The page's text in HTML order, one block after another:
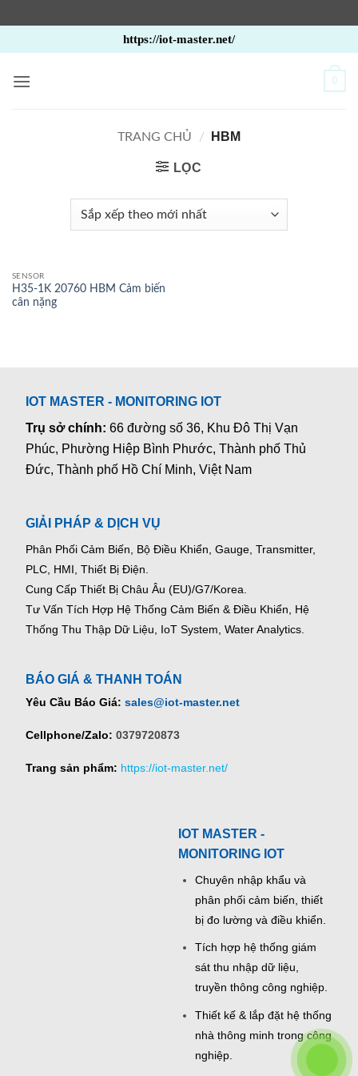
qua
nội
https://iot-master.net/
0
TRANG CHỦ / HBM
LỌC
SENSOR
H35-1K 20760 HBM Cảm biến
cân nặng
IOT MASTER - MONITORING IOT
Trụ sở chính:66 đường số 36, Khu Đô Thị Vạn
Phúc, Phường Hiệp Bình Phước, Thành phố Thủ
Đức, Thành phố Hồ Chí Minh, Việt Nam
GIẢI PHÁP & DỊCH VỤ
Phân Phối Cảm Biến, Bộ Điều Khiển, Gauge, Transmitter,
PLC, HMI, Thiết Bị Điện.
Cung Cấp Thiết Bị Châu Âu (EU)/G7/Korea.
Tư Vấn Tích Hợp Hệ Thống Cảm Biến & Điều Khiển, Hệ
Thống Thu Thập Dữ Liệu, IoT System, Water Analytics.
BÁO GIÁ & THANH TOÁN
Yêu Cầu Báo Giá: sales@iot-master.net
Cellphone/Zalo: 0379720873
Trang sản phẩm: https://iot-master.net/
IOT MASTER -
MONITORING IOT
Chuyên nhập khẩu và
phân phối cảm biến, thiết
bị đo lường và điều khiển.
Tích hợp hệ thống giám
sát thu nhập dữ liệu,
truyền thông công nghiệp.
Thiết kế & lắp đặt hệ thống
nhà thông minh trong công
nghiệp.